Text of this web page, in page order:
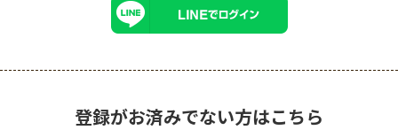
登録がお済みでない方はこちら